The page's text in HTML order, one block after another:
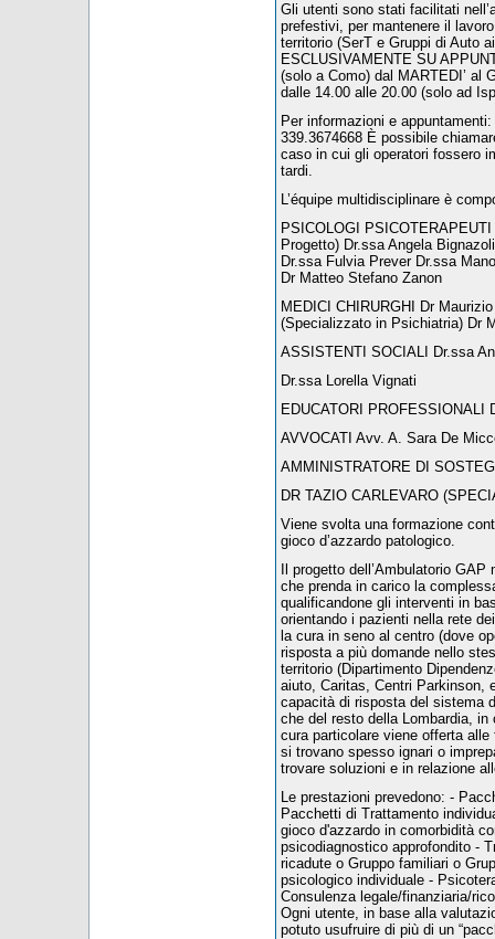
Gli utenti sono stati facilitati
prefestivi, per mantenere il
territorio (SerT e Gruppi di Auto
ESCLUSIVAMENTE SU
(solo a Como) dal MARTEDI’ al
dalle 14.00 alle 20.00 (solo ad
Per informazioni e
339.3674668 È possibile
caso in cui gli operatori fossero
tardi.
L’équipe multidisciplinare è
PSICOLOGI
Progetto) Dr.ssa Angela
Dr.ssa Fulvia Prever Dr.ssa
Dr Matteo Stefano Zanon
MEDICI CHIRURGHI Dr
(Specializzato in Psichiatria) Dr
ASSISTENTI SOCIALI Dr.ssa
Dr.ssa Lorella Vignati
EDUCATORI PROFESSIONALI
AVVOCATI Avv. A. Sara De
AMMINISTRATORE DI
DR TAZIO CARLEVARO
Viene svolta una formazione
gioco d’azzardo patologico.
Il progetto dell’Ambulatorio
che prenda in carico la
qualificandone gli interventi in
orientando i pazienti nella rete
la cura in seno al centro (dove
risposta a più domande nello
territorio (Dipartimento
aiuto, Caritas, Centri Parkinson,
capacità di risposta del sistema
che del resto della Lombardia,
cura particolare viene offerta
si trovano spesso ignari o
trovare soluzioni e in relazione
Le prestazioni prevedono: -
Pacchetti di Trattamento
gioco d'azzardo in comorbidità
psicodiagnostico approfondito -
ricadute o Gruppo familiari o
psicologico individuale -
Consulenza legale/finanziaria/
Ogni utente, in base alla
potuto usufruire di più di un